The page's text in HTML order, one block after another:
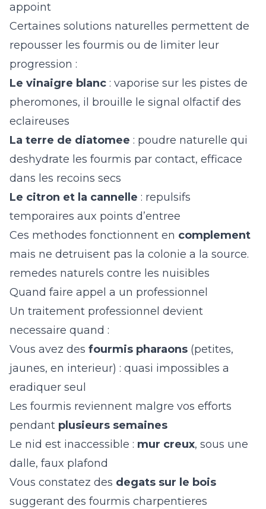
appoint
Certaines solutions naturelles permettent de
repousser les fourmis ou de limiter leur
progression :
Le vinaigre blanc : vaporise sur les pistes de
pheromones, il brouille le signal olfactif des
eclaireuses
La terre de diatomee : poudre naturelle qui
deshydrate les fourmis par contact, efficace
dans les recoins secs
Le citron et la cannelle : repulsifs
temporaires aux points d’entree
Ces methodes fonctionnent en complement
mais ne detruisent pas la colonie a la source.
remedes naturels contre les nuisibles
Quand faire appel a un professionnel
Un traitement professionnel devient
necessaire quand :
Vous avez des fourmis pharaons (petites,
jaunes, en interieur) : quasi impossibles a
eradiquer seul
Les fourmis reviennent malgre vos efforts
pendant plusieurs semaines
Le nid est inaccessible : mur creux, sous une
dalle, faux plafond
Vous constatez des degats sur le bois
suggerant des fourmis charpentieres